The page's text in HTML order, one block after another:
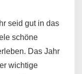
seid gut in das
schöne
Das Jahr
wichtige